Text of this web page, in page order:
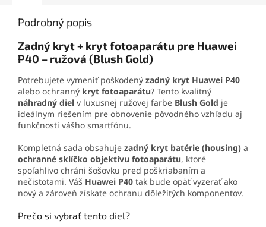
Podrobný popis
Zadný kryt + kryt fotoaparátu pre Huawei
P40 – ružová (Blush Gold)
Potrebujete vymeniť poškodený zadný kryt Huawei P40
alebo ochranný kryt fotoaparátu? Tento kvalitný
náhradný diel v luxusnej ružovej farbe Blush Gold je
ideálnym riešením pre obnovenie pôvodného vzhľadu aj
funkčnosti vášho smartfónu.
Kompletná sada obsahuje zadný kryt batérie (housing) a
ochranné sklíčko objektívu fotoaparátu, ktoré
spoľahlivo chráni šošovku pred poškriabaním a
nečistotami. Váš Huawei P40 tak bude opäť vyzerať ako
nový a zároveň získate ochranu dôležitých komponentov.
Prečo si vybrať tento diel?